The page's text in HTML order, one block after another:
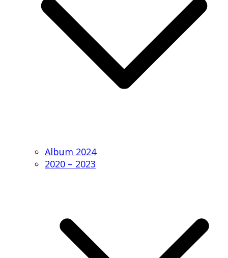
Album 2024
2020 – 2023